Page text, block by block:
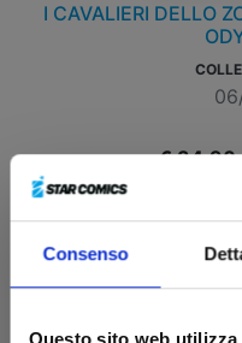
Consenso
I CAVALIERI DELLO
€ 34,90